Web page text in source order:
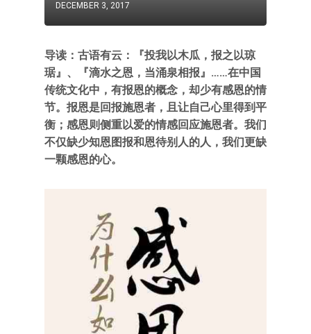
DECEMBER 3, 2017
导读：古语有云：『投我以木瓜，报之以琼
琚』、『滴水之恩，当涌泉相报』……在中国
传统文化中，有报恩的概念，却少有感恩的情
节。报恩是回报施恩者，且让自己心里得到平
衡；感恩则侧重以爱的情感回应施恩者。我们
不仅缺少知恩图报和恩待别人的人，我们更缺
一颗感恩的心。